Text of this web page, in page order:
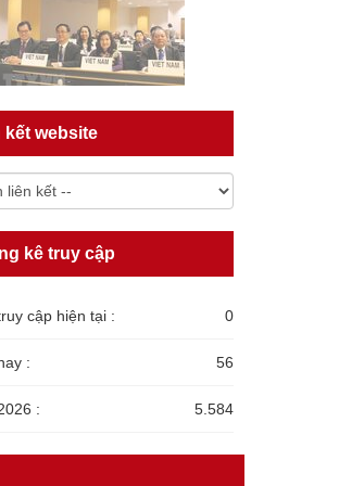
kết website
kê truy cập
cập hiện tại : 0
: 56
: 5.584